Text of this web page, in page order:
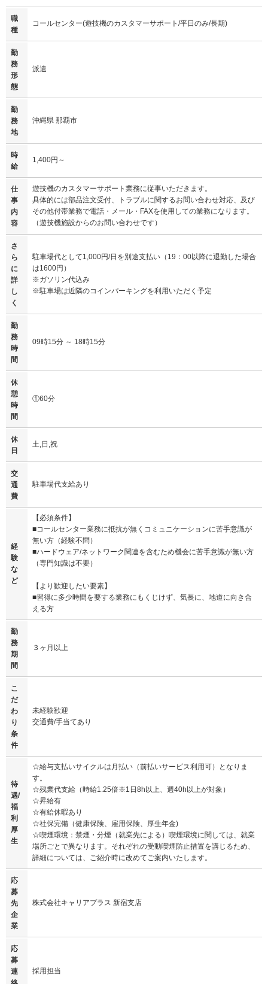
職
種
コールセンター(遊技機のカスタマーサポート/平日のみ/長期)
勤
務
形
態
派遣
勤
務
地
沖縄県 那覇市
時
給
1,400円～
仕
事
内
容
遊技機のカスタマーサポート業務に従事いただきます。
具体的には部品注文受付、トラブルに関するお問い合わせ対応、及び
その他付帯業務で電話・メール・FAXを使用しての業務になります。
（遊技機施設からのお問い合わせです）
さ
ら
に
詳
し
く
駐車場代として1,000円/日を別途支払い（19：00以降に退勤した場合
は1600円）
※ガソリン代込み
※駐車場は近隣のコインパーキングを利用いただく予定
勤
務
時
間
09時15分 ～ 18時15分
休
憩
時
間
①60分
休
日
土,日,祝
交
通
費
駐車場代支給あり
経
験
な
ど
【必須条件】
■コールセンター業務に抵抗が無くコミュニケーションに苦手意識が
無い方（経験不問）
■ハードウェア/ネットワーク関連を含むため機会に苦手意識が無い方
（専門知識は不要）
【より歓迎したい要素】
■習得に多少時間を要する業務にもくじけず、気長に、地道に向き合
える方
勤
務
期
間
３ヶ月以上
こ
だ
わ
り
条
件
未経験歓迎
交通費/手当てあり
待
遇/
福
利
厚
生
☆給与支払いサイクルは月払い（前払いサービス利用可）となりま
す。
☆残業代支給（時給1.25倍※1日8h以上、週40h以上が対象）
☆昇給有
☆有給休暇あり
☆社保完備（健康保険、雇用保険、厚生年金)
☆喫煙環境：禁煙・分煙（就業先による）喫煙環境に関しては、就業
場所ごとで異なります。それぞれの受動喫煙防止措置を講じるため、
詳細については、ご紹介時に改めてご案内いたします。
応
募
先
企
業
株式会社キャリアプラス 新宿支店
応
募
連
採用担当